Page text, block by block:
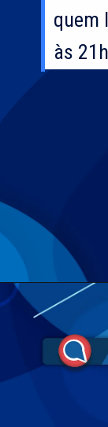
quem
às
quem
às